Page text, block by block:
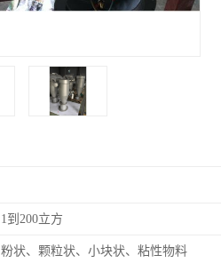
1到200立方
粉状、颗粒状、小块状、粘性物料